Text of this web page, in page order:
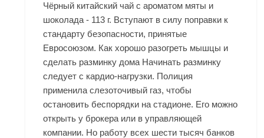
Чёрный китайский чай с ароматом мяты и
шоколада - 113 г. Вступают в силу поправки к
стандарту безопасности, принятые
Евросоюзом. Как хорошо разогреть мышцы и
сделать разминку дома Начинать разминку
следует с кардио-нагрузки. Полиция
применила слезоточивый газ, чтобы
остановить беспорядки на стадионе. Его можно
открыть у брокера или в управляющей
компании. Но работу всех шести тысяч банков